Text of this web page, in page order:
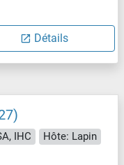
Détails
IHC
Hôte: Lapin